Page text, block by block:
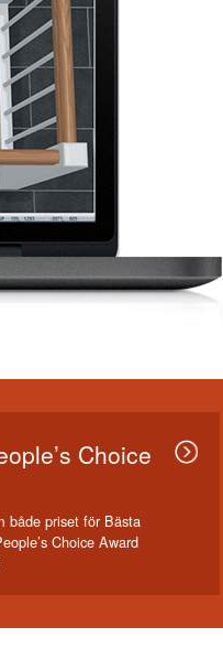
Choice
både priset för Bästa
Choice Award